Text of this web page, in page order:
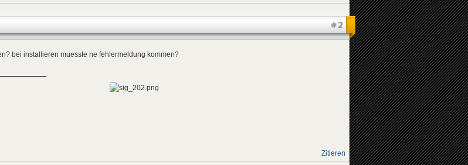
#2
bei installieren muesste ne fehlermeldung kommen?
Zitieren